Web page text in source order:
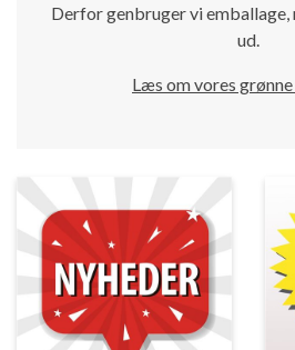
Derfor genbruger vi emballage,
ud.
Læs om vores